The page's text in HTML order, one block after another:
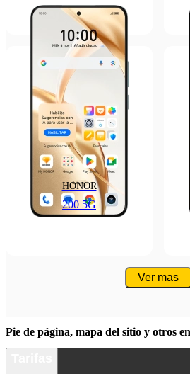
HONOR
200 5G
Ver mas
Pie de página, mapa del sitio y otros